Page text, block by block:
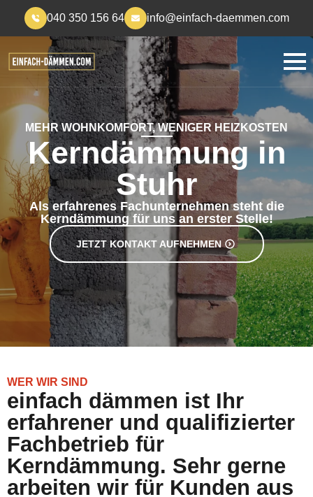
040 350 156 64 info@einfach-daemmen.com
MEHR WOHNKOMFORT, WENIGER HEIZKOSTEN
Kerndämmung in
Stuhr
Als erfahrenes Fachunternehmen steht die
Kerndämmung für uns an erster Stelle!
JETZT KONTAKT AUFNEHMEN
WER WIR SIND
einfach dämmen ist Ihr
erfahrener und qualifizierter
Fachbetrieb für
Kerndämmung. Sehr gerne
arbeiten wir für Kunden aus